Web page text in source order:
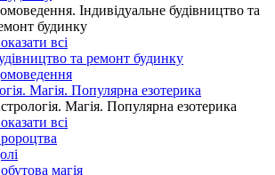
Індивідуальне будівництво та
будинку
всі
та ремонт будинку
Магія. Популярна езотерика
Магія. Популярна езотерика
всі
магія